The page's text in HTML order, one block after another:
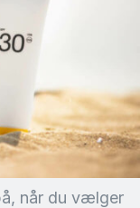
når du vælger